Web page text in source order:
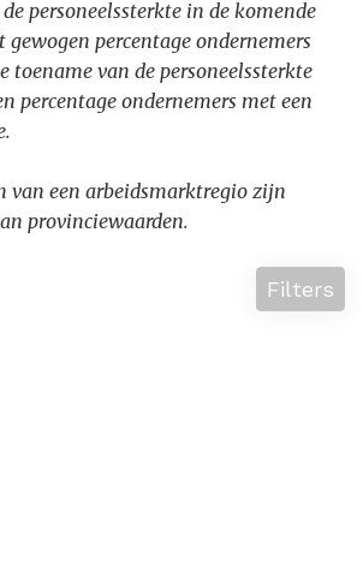
personeelssterkte in de komende
gewogen percentage ondernemers
toename van de personeelssterkte
percentage ondernemers met een
van een arbeidsmarktregio zijn
provinciewaarden.
Filters